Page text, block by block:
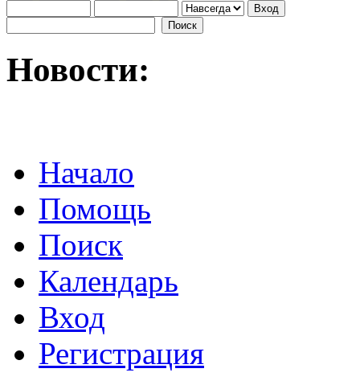
Новости:
Начало
Помощь
Поиск
Календарь
Вход
Регистрация